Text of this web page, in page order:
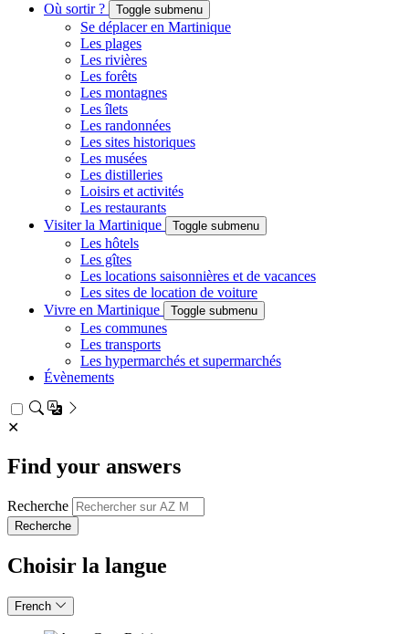
Où sortir ?
Toggle submenu
Se déplacer en Martinique
Les plages
Les rivières
Les forêts
Les montagnes
Les îlets
Les randonnées
Les sites historiques
Les musées
Les distilleries
Loisirs et activités
Les restaurants
Visiter la Martinique
Toggle submenu
Les hôtels
Les gîtes
Les locations saisonnières et de vacances
Les sites de location de voiture
Vivre en Martinique
Toggle submenu
Les communes
Les transports
Les hypermarchés et supermarchés
Évènements
✕
Find your answers
Recherche
Choisir la langue
French